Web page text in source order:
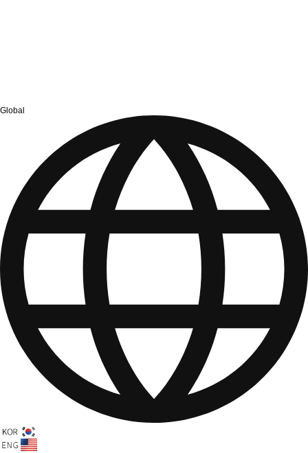
Global